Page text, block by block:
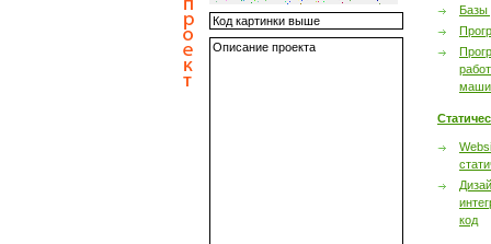
Базы
код